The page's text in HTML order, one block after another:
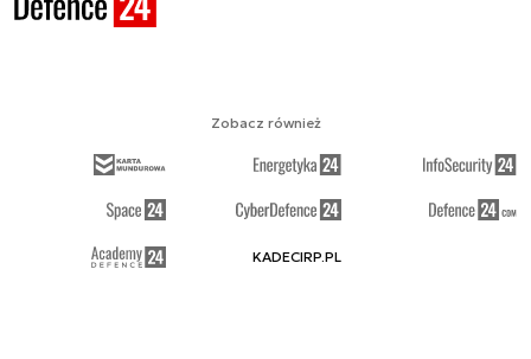
Zobacz również
KADECIRP.PL